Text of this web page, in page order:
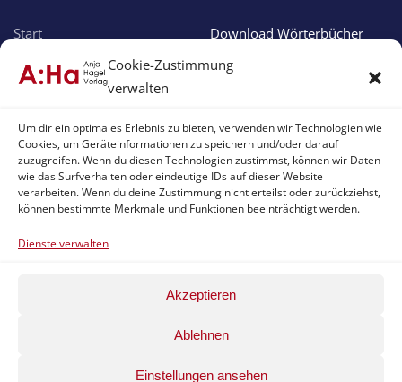
Cookie-Zustimmung
verwalten
Um dir ein optimales Erlebnis zu bieten, verwenden wir Technologien wie
Cookies, um Geräteinformationen zu speichern und/oder darauf
zuzugreifen. Wenn du diesen Technologien zustimmst, können wir Daten
wie das Surfverhalten oder eindeutige IDs auf dieser Website
verarbeiten. Wenn du deine Zustimmung nicht erteilst oder zurückziehst,
können bestimmte Merkmale und Funktionen beeinträchtigt werden.
Dienste verwalten
Akzeptieren
Ablehnen
Einstellungen ansehen
Start
Über uns
Verlagsprogramm
Download Wörterbücher
Online Wörterbücher
Service & Support
Support
Download Version
Impressum
Cookie-Hinweis
Powered byAHerchi WebDesign GmbH